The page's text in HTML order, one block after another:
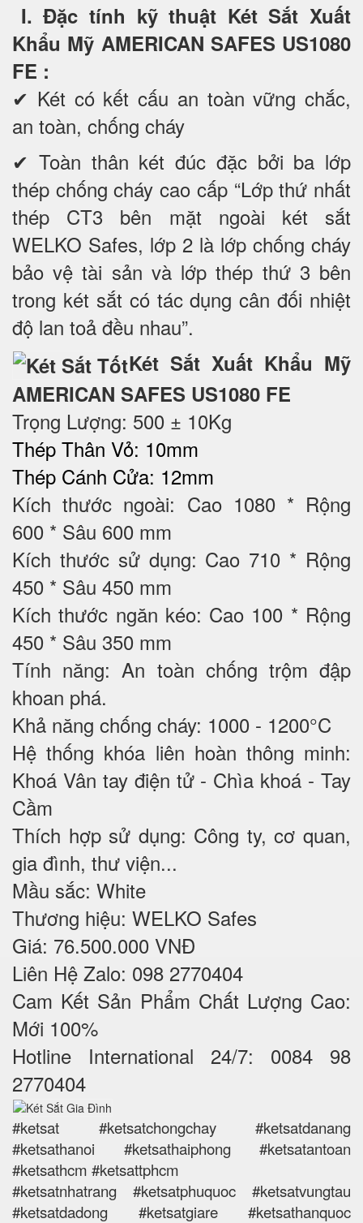
I. Đặc tính kỹ thuật Két Sắt Xuất
Khẩu Mỹ AMERICAN SAFES US1080
FE :
✔ Két có kết cấu an toàn vững chắc,
an toàn, chống cháy
✔ Toàn thân két đúc đặc bởi ba lớp
thép chống cháy cao cấp “Lớp thứ nhất
thép CT3 bên mặt ngoài két sắt
WELKO Safes, lớp 2 là lớp chống cháy
bảo vệ tài sản và lớp thép thứ 3 bên
trong két sắt có tác dụng cân đối nhiệt
độ lan toả đều nhau”.
Két Sắt Xuất Khẩu Mỹ
AMERICAN SAFES US1080 FE
Trọng Lượng: 500 ± 10Kg
Thép Thân Vỏ: 10mm
Thép Cánh Cửa: 12mm
Kích thước ngoài: Cao 1080 * Rộng
600 * Sâu 600 mm
Kích thước sử dụng: Cao 710 * Rộng
450 * Sâu 450 mm
Kích thước ngăn kéo: Cao 100 * Rộng
450 * Sâu 350 mm
Tính năng: An toàn chống trộm đập
khoan phá.
Khả năng chống cháy: 1000 - 1200°C
Hệ thống khóa liên hoàn thông minh:
Khoá Vân tay điện tử - Chìa khoá - Tay
Cầm
Thích hợp sử dụng: Công ty, cơ quan,
gia đình, thư viện...
Mầu sắc: White
Thương hiệu: WELKO Safes
Giá: 76.500.000 VNĐ
Liên Hệ Zalo: 098 2770404
Cam Kết Sản Phẩm Chất Lượng Cao:
Mới 100%
Hotline International 24/7: 0084 98
2770404
#ketsat #ketsatchongchay #ketsatdanang
#ketsathanoi #ketsathaiphong #ketsatantoan
#ketsathcm #ketsattphcm
#ketsatnhatrang #ketsatphuquoc #ketsatvungtau
#ketsatdadong #ketsatgiare #ketsathanquoc